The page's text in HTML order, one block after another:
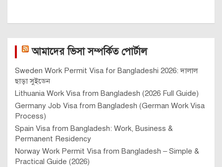
আমাদের ভিসা সম্পর্কিত পোর্টাল
Sweden Work Permit Visa for Bangladeshi 2026: দালাল
ছাড়া সুইডেন
Lithuania Work Visa from Bangladesh (2026 Full Guide)
Germany Job Visa from Bangladesh (German Work Visa
Process)
Spain Visa from Bangladesh: Work, Business &
Permanent Residency
Norway Work Permit Visa from Bangladesh – Simple &
Practical Guide (2026)